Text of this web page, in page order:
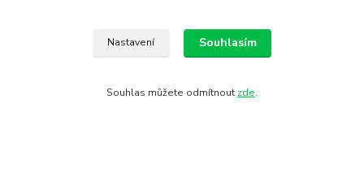
Nastavení Souhlasím
Souhlas můžete odmítnout zde.